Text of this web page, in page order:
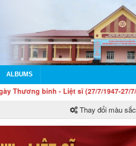
ALBUMS
Liệt sĩ (27/7/1947-27/7/2026)!
Thay đổi màu sắc